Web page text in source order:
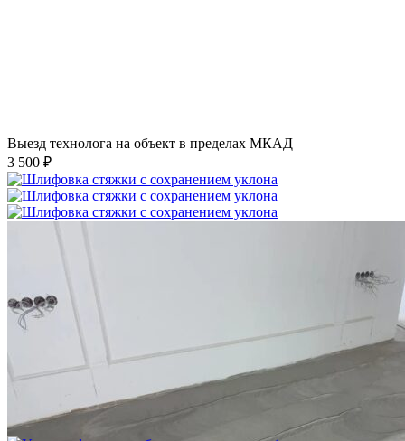
Выезд технолога на объект в пределах МКАД
3 500 ₽
Шлифовка стяжки с сохранением уклона
1 500 ₽